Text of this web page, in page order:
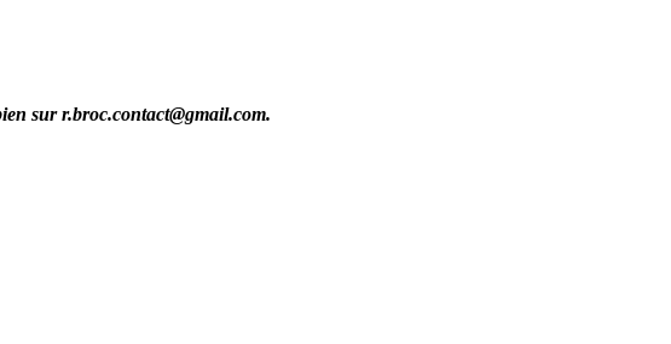
sur r.broc.contact@gmail.com.